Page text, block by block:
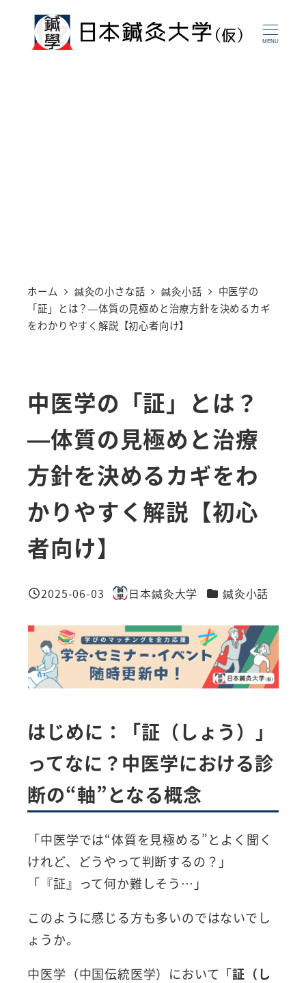
MENU
ホーム 鍼灸の小さな話 鍼灸小話
中医学の
「証」とは？—体質の見極めと治療方針を決めるカギ
をわかりやすく解説【初心者向け】
中医学の「証」とは？
—体質の見極めと治療
方針を決めるカギをわ
かりやすく解説【初心
者向け】
投稿日
2025-06-03
著
者
日本鍼灸大学 カテゴリー
鍼灸小話
はじめに：「証（しょう）」
ってなに？中医学における診
断の“軸”となる概念
「中医学では“体質を見極める”とよく聞く
けれど、どうやって判断するの？」
「『証』って何か難しそう…」
このように感じる方も多いのではないでし
ょうか。
中医学（中国伝統医学）において「証（し